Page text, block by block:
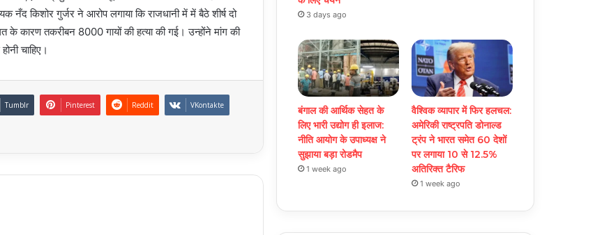
नँद किशोर गुर्जर ने आरोप लगाया कि राजधानी में में बैठे शीर्ष दो
कारण तकरीबन 8000 गायों की हत्या की गई। उन्होंने मांग की
चाहिए।
Tumblr Pinterest Reddit VKontakte
3 days ago
बंगाल की आर्थिक सेहत के
लिए भारी उद्योग ही इलाज:
नीत‌ि आयोग के उपाध्यक्ष ने
सुझाया बड़ा रोडमैप
1 week ago
वैश्विक व्यापार में फिर हलचल:
अमेरिकी राष्ट्रपति डोनाल्ड
ट्रंप ने भारत समेत 60 देशों
पर लगाया 10 से 12.5%
अतिरिक्त टैरिफ
1 week ago